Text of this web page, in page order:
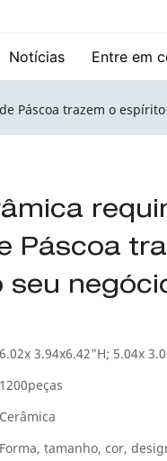
Notícias Entre em
Páscoa trazem o
Páscoa
seu
6.02x 3.94x6.42"H; 5.04x
1200peças
Cerâmica
Forma, tamanho, cor,